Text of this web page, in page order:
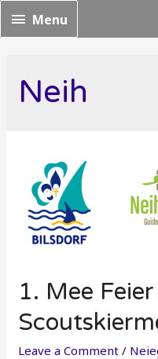
Menu
Menu
Neih
1. Mee Feier
Leave a Comment /